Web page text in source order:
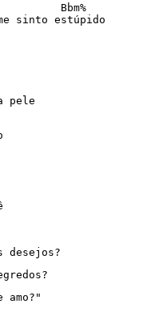
Bbm%
sinto estúpido
pele
desejos?
amo?"